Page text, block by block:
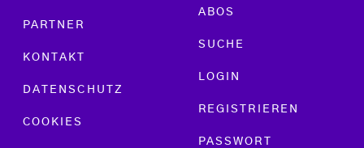
PARTNER
KONTAKT
DATENSCHUTZ
COOKIES
ABOS
SUCHE
LOGIN
REGISTRIEREN
PASSWORT